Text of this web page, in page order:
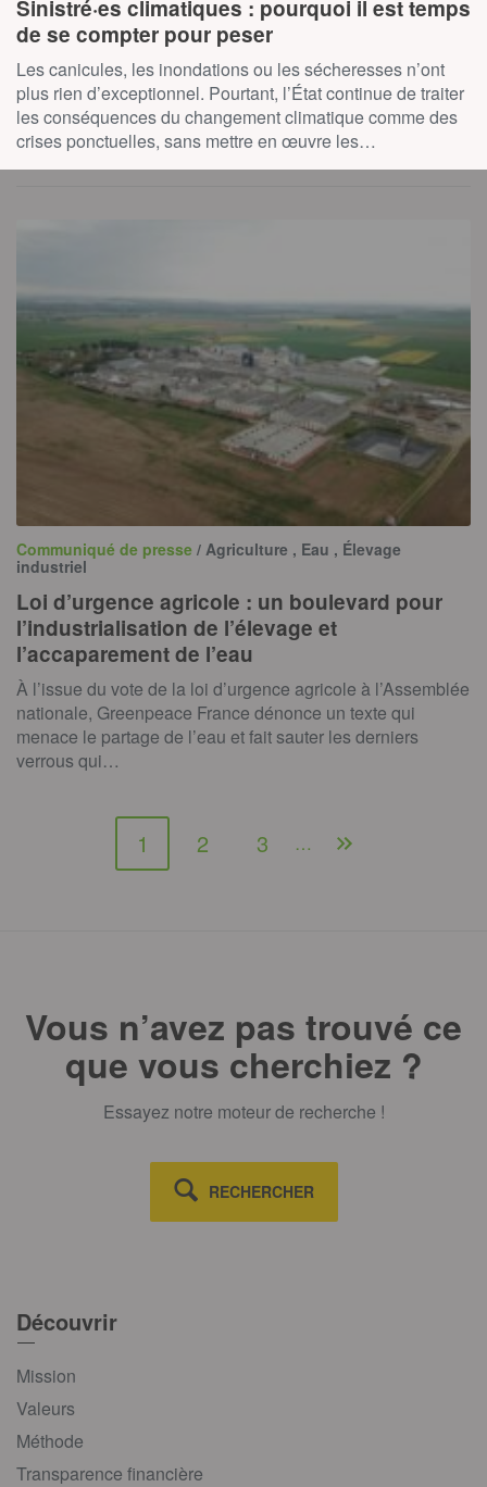
Sinistré·es climatiques : pourquoi il est temps
de se compter pour peser
Les canicules, les inondations ou les sécheresses n’ont
plus rien d’exceptionnel. Pourtant, l’État continue de traiter
les conséquences du changement climatique comme des
crises ponctuelles, sans mettre en œuvre les…
Communiqué de presse / Agriculture , Eau , Élevage
industriel
Loi d’urgence agricole : un boulevard pour
l’industrialisation de l’élevage et
l’accaparement de l’eau
À l’issue du vote de la loi d’urgence agricole à l’Assemblée
nationale, Greenpeace France dénonce un texte qui
menace le partage de l’eau et fait sauter les derniers
verrous qui…
1 2 3 …
Vous n’avez pas trouvé ce
que vous cherchiez ?
Essayez notre moteur de recherche !
RECHERCHER
Découvrir
Mission
Valeurs
Méthode
Transparence financière